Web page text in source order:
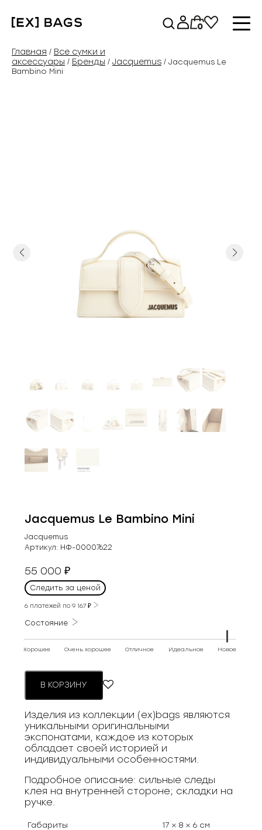
содержимому
0
Главная / Все сумки и
аксессуары / Бренды / Jacquemus / Jacquemus Le
Bambino Mini
Previous Next
Jacquemus Le Bambino Mini
Jacquemus
Артикул: НФ-00007622
55 000₽
Следить за ценой
6 платежей по9 167₽
Состояние
Хорошее Очень хорошее Отличное Идеальное Новое
В КОРЗИНУ
Изделия из коллекции (ex)bags являются
уникальными оригинальными
экспонатами, каждое из которых
обладает своей историей и
индивидуальными особенностями.
Подробное описание: сильные следы
клея на внутренней стороне; складки на
ручке.
Габариты
17 × 8 × 6 см